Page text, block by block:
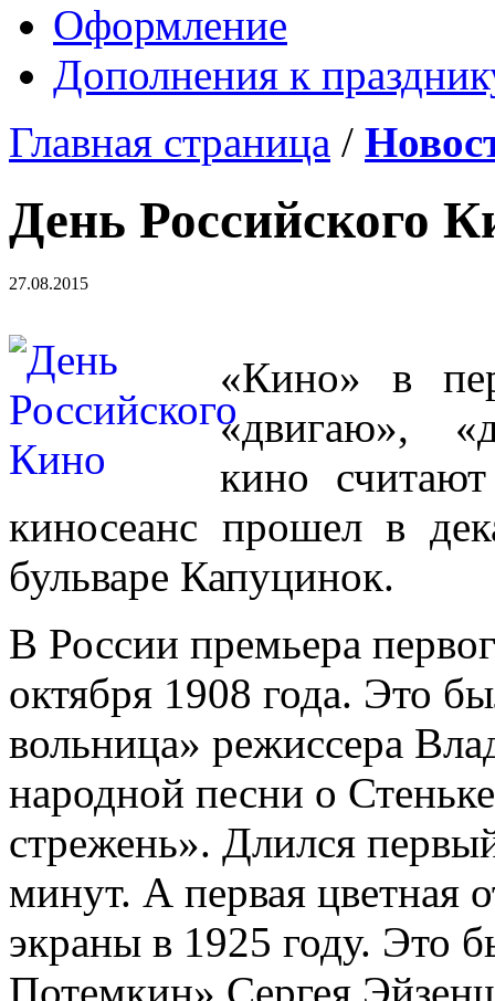
Оформление
Дополнения к
Главная страница /
День Российского
27.08.2015
«Кино» в
«двигаю»,
кино
киносеанс прошел в
бульваре Капуцинок.
В России премьера
октября 1908 года. Это
вольница» режиссера
народной песни о
стрежень». Длился
минут. А первая цветная
экраны в 1925 году. Это
Потемкин» Сергея